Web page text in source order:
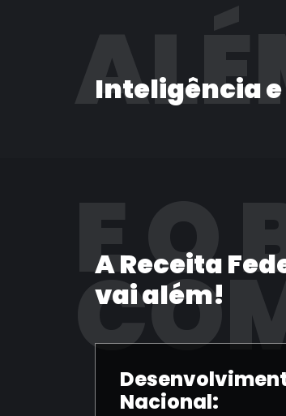
Inteligência
E O
A Receita
vai além!
Nacional: